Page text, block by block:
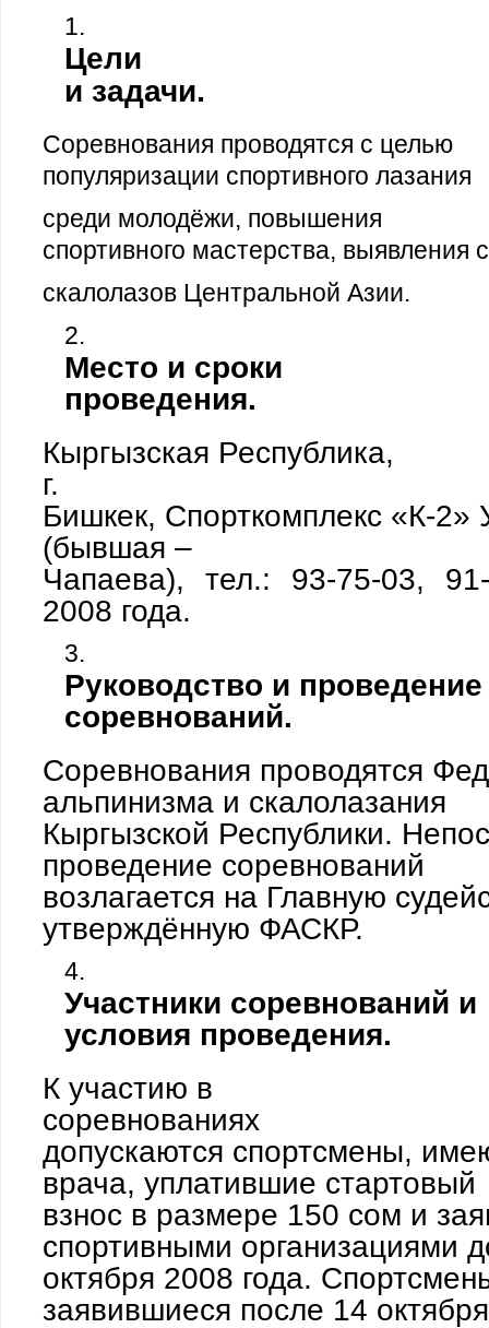
Цели
и задачи.
Соревнования проводятся с целью
популяризации спортивного лазания
среди молодёжи, повышения
спортивного мастерства, выявления
скалолазов Центральной Азии.
Место и сроки
проведения.
Кыргызская Республика,
г.
Бишкек, Спорткомплекс «К-2»
(бывшая –
Чапаева), тел.: 93-75-03,
2008 года.
Руководство и проведение
соревнований.
Соревнования проводятся
альпинизма и скалолазания
Кыргызской Республики.
проведение соревнований
возлагается на Главную
утверждённую ФАСКР.
Участники соревнований и
условия проведения.
К участию в
соревнованиях
допускаются спортсмены,
врача, уплатившие стартовый
взнос в размере 150 сом и
спортивными организациями
октября 2008 года.
заявившиеся после 14